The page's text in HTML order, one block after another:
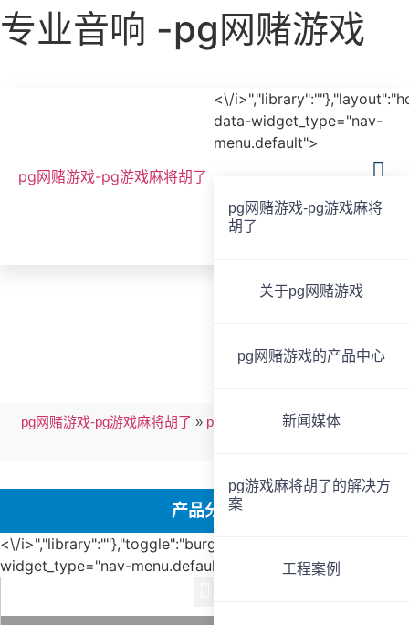
专业音响 -pg网赌游戏
pg网赌游戏-pg游戏麻将胡了
<\/
data-widget_type="nav-
menu.default">
pg网赌游戏-pg游戏麻将
胡了
关于pg网赌游戏
pg网赌游戏的产品中心
新闻媒体
pg游戏麻将胡了的解决方
案
工程案例
pg网赌游戏-pg游戏麻将胡了 » pg网赌游戏的产品中心
产品分类
<\/i>","library":""},"toggle":"burger"}" data-
widget_type="nav-menu.default">